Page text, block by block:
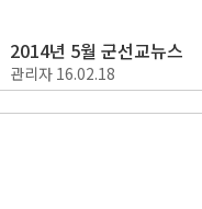
2014년 5월 군선교뉴스
관리자 16.02.18